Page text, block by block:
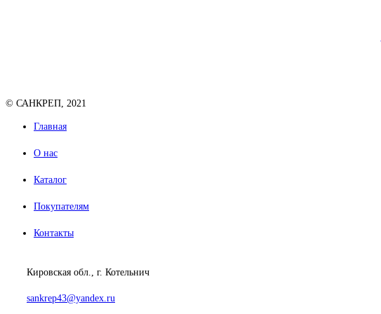
© САНКРЕП, 2021
Главная
О нас
Каталог
Покупателям
Контакты
Кировская обл., г. Котельнич
sankrep43@yandex.ru